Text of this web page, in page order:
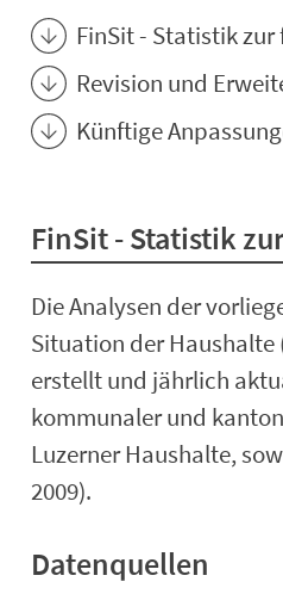
FinSit - Statistik
Revision und
Künftige
FinSit - Statistik
Die Analysen der
Situation der Haushalte
erstellt und jährlich
kommunaler und
Luzerner Haushalte,
2009).
Datenquellen